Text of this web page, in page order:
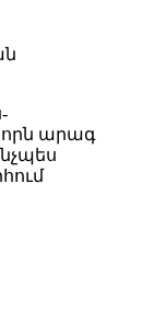
որն արագ